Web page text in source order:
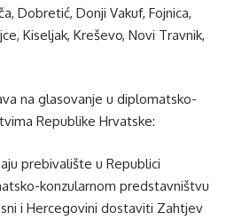
Dobretić, Donji Vakuf, Fojnica,
Kiseljak, Kreševo, Novi Travnik,
na glasovanje u diplomatsko-
Republike Hrvatske:
prebivalište u Republici
konzularnom predstavništvu
i Hercegovini dostaviti Zahtjev